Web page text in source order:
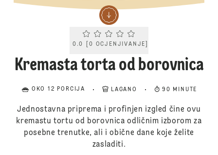
Current rating 0.0. Click to rate.
0.0 [0 OCJENJIVANJE
Kremasta torta od borovnica
OKO 12 PORCIJA LAGANO 90 MINUTE
Jednostavna priprema i profinjen izgled čine ovu
kremastu tortu od borovnica odličnim izborom za
posebne trenutke, ali i obične dane koje želite
zasladiti.